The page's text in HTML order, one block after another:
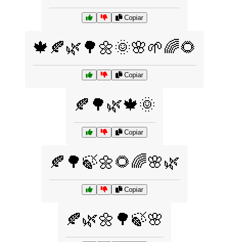
Copiar
🍁🍂🌿🌳🌼🌞🌸🌱🌈🌻
Copiar
🍂🌳🌿🍁🌞
Copiar
🍂🌳🍃🌼🌻🌈🌸🌿
Copiar
🍂🌿🌼🌳🍃🌸